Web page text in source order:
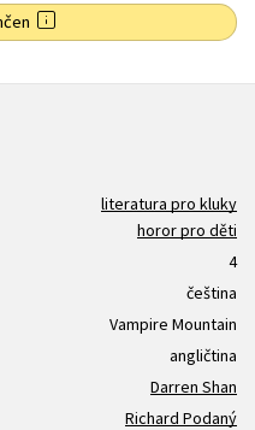
literatura pro kluky
horor pro děti
4
čeština
Vampire Mountain
angličtina
Darren Shan
Richard Podaný